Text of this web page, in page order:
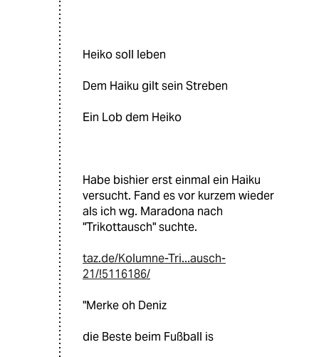
Heiko soll leben
Dem Haiku gilt sein Streben
Ein Lob dem Heiko
Habe bishier erst einmal ein Haiku
versucht. Fand es vor kurzem wieder
als ich wg. Maradona nach
"Trikottausch" suchte.
taz.de/Kolumne-Tri...ausch-
21/!5116186/
"Merke oh Deniz
die Beste beim Fußball is